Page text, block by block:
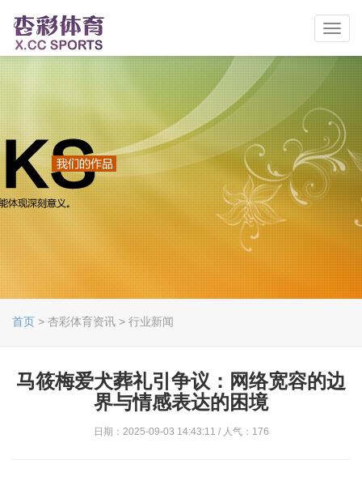
首页 > 杏彩体育资讯 > 行业新闻
马筱梅爱犬葬礼引争议：网络宽容的边
界与情感表达的困境
日期：2025-09-03 14:43:11 / 人气：176